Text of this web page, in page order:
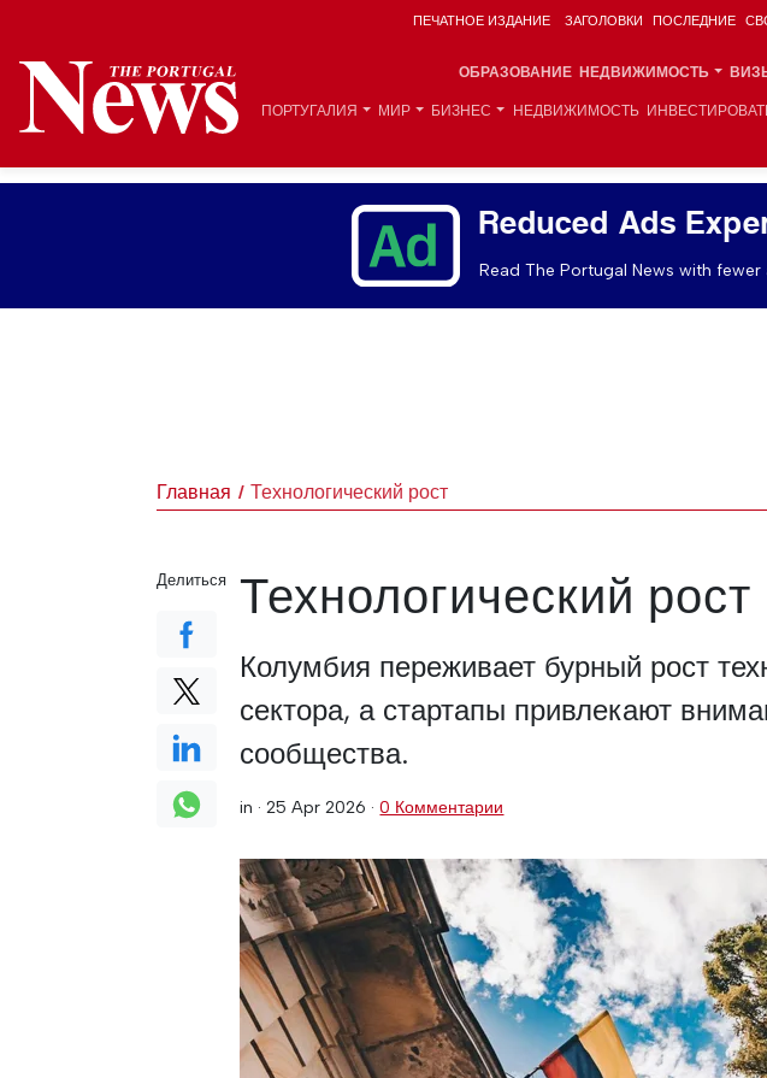
ПЕЧАТНОЕ ИЗДАНИЕ ЗАГОЛОВКИ ПОСЛЕДНИЕ
ОБРАЗОВАНИЕ НЕДВИЖИМОСТЬ
ПОРТУГАЛИЯ МИР БИЗНЕС НЕДВИЖИМОСТЬ
Reduced Ads
Read The Portugal News with
Главная Технологический рост
Технологический рост
Колумбия переживает бурный рост
сектора, а стартапы привлекают
сообщества.
in ·25 Apr 2026 ·0 Комментарии
Делиться